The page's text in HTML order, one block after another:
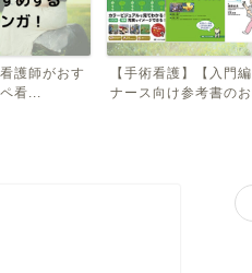
【手術看護】【入門編】初心者オペ
ナース向け参考書のおすす...